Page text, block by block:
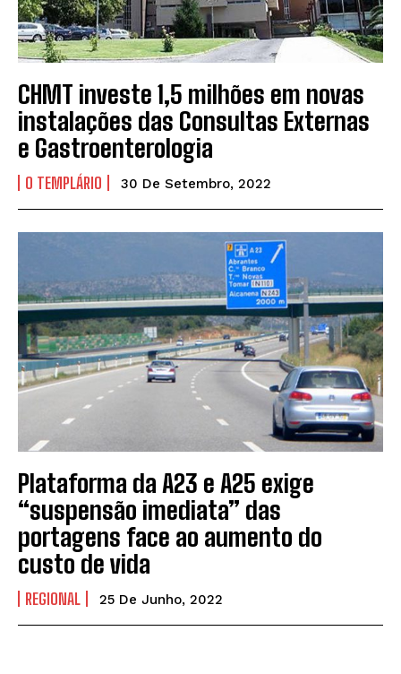
CHMT investe 1,5 milhões em novas
instalações das Consultas Externas
e Gastroenterologia
O TEMPLÁRIO 30 De Setembro, 2022
Plataforma da A23 e A25 exige
“suspensão imediata” das
portagens face ao aumento do
custo de vida
REGIONAL 25 De Junho, 2022